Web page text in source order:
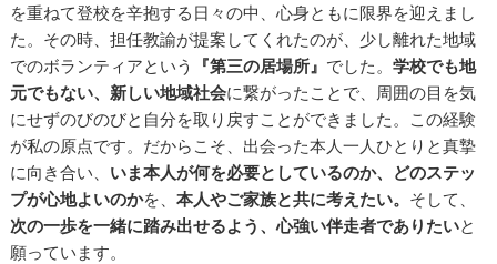
を重ねて登校を辛抱する日々の中、心身ともに限界を迎えまし
た。その時、担任教諭が提案してくれたのが、少し離れた地域
でのボランティアという
『第三の居場所』 でした。学校でも地
元でもない、新しい地域社会に繋がったことで、周囲の目を気
にせずのびのびと自分を取り戻すことができました。この経験
が私の原点です。だからこそ、出会った本人一人ひとりと真摯
に向き合い、 いま本人が何を必要としているのか、どのステッ
プが心地よいのかを、本人やご家族と共に考えたい。 そして、
次の一歩を一緒に踏み出せるよう、心強い伴走者でありたいと
願っています。